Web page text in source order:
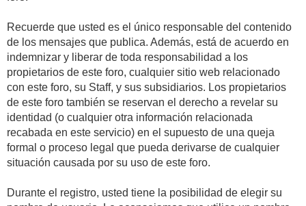
Recuerde que usted es el único responsable del contenido
de los mensajes que publica. Además, está de acuerdo en
indemnizar y liberar de toda responsabilidad a los
propietarios de este foro, cualquier sitio web relacionado
con este foro, su Staff, y sus subsidiarios. Los propietarios
de este foro también se reservan el derecho a revelar su
identidad (o cualquier otra información relacionada
recabada en este servicio) en el supuesto de una queja
formal o proceso legal que pueda derivarse de cualquier
situación causada por su uso de este foro.
Durante el registro, usted tiene la posibilidad de elegir su